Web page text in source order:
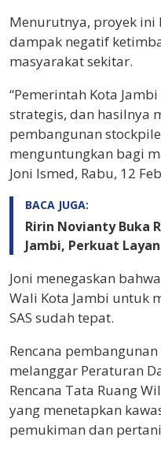
Menurutnya, proyek ini
dampak negatif
masyarakat sekitar.
“Pemerintah Kota
strategis, dan hasilnya
pembangunan
menguntungkan bagi
Joni Ismed, Rabu, 12
BACA JUGA:
Ririn Novianty Buka
Jambi, Perkuat
Joni menegaskan
Wali Kota Jambi untuk
SAS sudah tepat.
Rencana
melanggar Peraturan
Rencana Tata Ruang
yang menetapkan
pemukiman dan